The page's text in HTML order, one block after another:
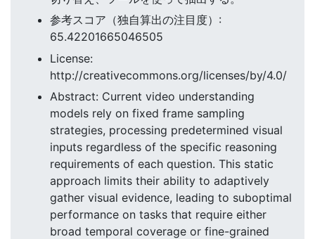
参考スコア（独自算出の注目度）:
65.42201665046505
License:
http://creativecommons.org/licenses/by/4.0/
Abstract: Current video understanding
models rely on fixed frame sampling
strategies, processing predetermined visual
inputs regardless of the specific reasoning
requirements of each question. This static
approach limits their ability to adaptively
gather visual evidence, leading to suboptimal
performance on tasks that require either
broad temporal coverage or fine-grained